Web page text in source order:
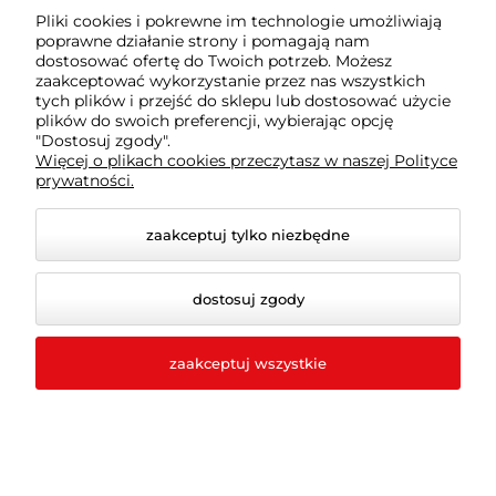
do koszyka do koszyka
Pliki cookies i pokrewne im technologie umożliwiają
poprawne działanie strony i pomagają nam
dostosować ofertę do Twoich potrzeb. Możesz
zaakceptować wykorzystanie przez nas wszystkich
tych plików i przejść do sklepu lub dostosować użycie
plików do swoich preferencji, wybierając opcję
"Dostosuj zgody".
Więcej o plikach cookies przeczytasz w naszej Polityce
prywatności.
zaakceptuj tylko niezbędne
dostosuj zgody
zaakceptuj wszystkie